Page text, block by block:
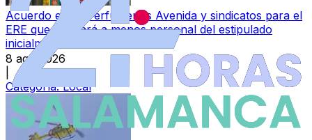
Acuerdo entre Perfumerías Avenida y sindicatos para el
ERE que afectará a menos personal del estipulado
inicialmente
8 ago 2026
Categoría:Local